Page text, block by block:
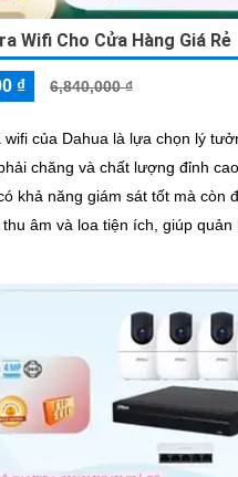
Wifi Cho Cửa Hàng Giá Rẻ
₫ 6,840,000 ₫
wifi của Dahua là lựa chọn lý
và chất lượng đỉnh cao. Bộ camera này
khả năng giám sát tốt mà còn
âm và loa tiện ích, giúp quản